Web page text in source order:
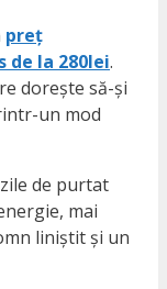
preț
de la 280lei.
dorește să-și
un mod
de purtat
mai
liniștit și un